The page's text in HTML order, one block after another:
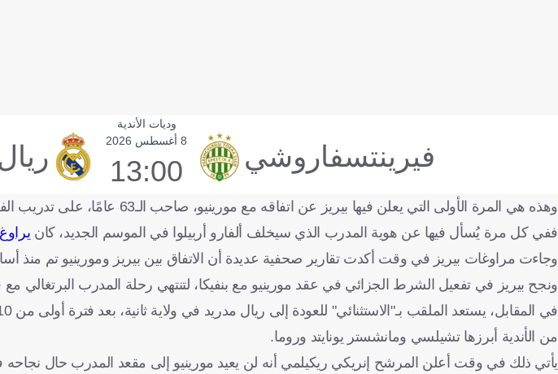
وديات الأندية
فيرينتسفاروشي 8 أغسطس 2026
13:00
وهذه هي المرة الأولى التي يعلن فيها بيريز عن اتفاقه مع مورينيو، صاحب الـ63 عامًا، على تدريب الفريق الملكي.
ففي كل مرة يُسأل فيها عن هوية المدرب الذي سيخلف ألفارو أربيلوا في الموسم الجديد، كان
وجاءت مراوغات بيريز في وقت أكدت تقارير صحفية عديدة أن الاتفاق بين بيريز ومورينيو تم منذ
ونجح بيريز في تفعيل الشرط الجزائي في عقد مورينيو مع بنفيكا، لتنتهي رحلة المدرب البرتغالي
من الأندية أبرزها تشيلسي ومانشستر يونايتد وروما.
يأتي ذلك في وقت أعلن المرشح إنريكي ريكيلمي أنه لن يعيد مورينيو إلى مقعد المدرب حال نجاحه